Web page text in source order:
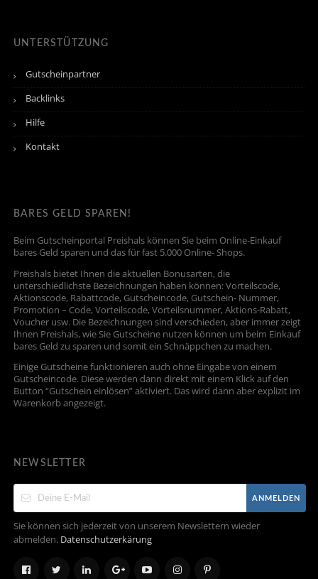
UNTERSTÜTZUNG
Gutscheinpartner
Backlinks
Hilfe
Kontakt
BARES GELD SPAREN!
Beim Gutscheinportal Preishals können Sie beim Online-Einkauf
bares Geld sparen und das für fast 5.000 Online- Shops.
Preishals bietet Ihnen die aktuellen Bonusarten, die
unterschiedlichste Bezeichnungen haben können: Vorteilscode,
Aktionscode, Rabattcode, Gutscheincode, Gutschein- Nummer,
Promotion – Code, Vorteilscode, Vorteilsnummer, Aktions-Rabatt,
Voucher usw. Die Bezeichnungen sind verschieden, aber immer zeigt
Ihnen Preishals, wie Sie Gutscheine nutzen können um beim Einkauf
bares Geld zu sparen und somit ein Schnäppchen zu machen.
Einige Gutscheine funktionieren auch ohne Eingabe von einem
Gutscheincode. Diese werden dann direkt mit einem Klick auf den
Button “Gutschein einlösen” aktiviert. Das wird dann aber explizit im
Warenkorb angezeigt.
NEWSLETTER
ANMELDEN
Sie können sich jederzeit von unserem Newslettern wieder
abmelden. Datenschutzerkärung